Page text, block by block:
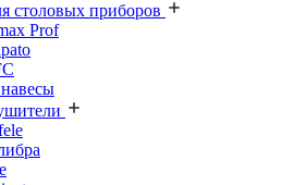
столовых приборов
Prof